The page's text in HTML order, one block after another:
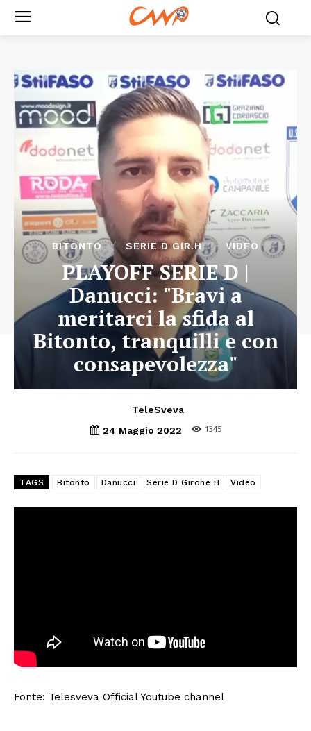
BITONTO SERIE D GIR.H VIDEO
PLAYOFF SERIE D |
Danucci: "Bravi a
meritarci la sfida al
Bitonto, tranquilli e con
consapevolezza"
TeleSveva
24 Maggio 2022
1345
TAGS Bitonto Danucci Serie D Girone H Video
Fonte: Telesveva Official Youtube channel